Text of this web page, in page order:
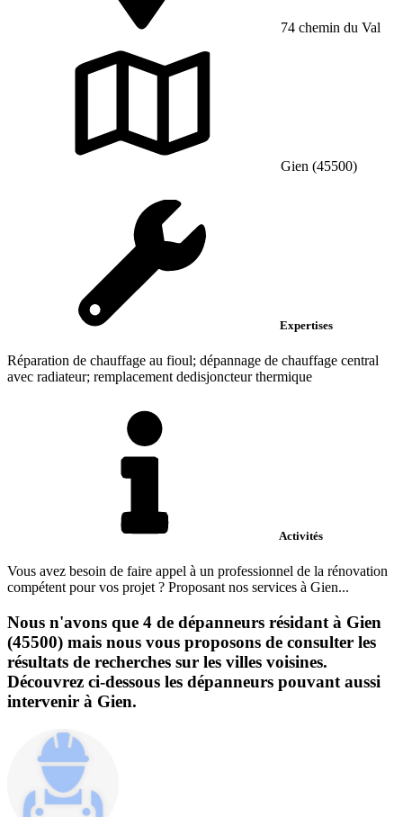
74 chemin du Val
Gien (45500)
Expertises
Réparation de chauffage au fioul; dépannage de chauffage central
avec radiateur; remplacement dedisjoncteur thermique
Activités
Vous avez besoin de faire appel à un professionnel de la rénovation
compétent pour vos projet ? Proposant nos services à Gien...
Nous n'avons que 4 de dépanneurs résidant à Gien
(45500) mais nous vous proposons de consulter les
résultats de recherches sur les villes voisines.
Découvrez ci-dessous les dépanneurs pouvant aussi
intervenir à Gien.